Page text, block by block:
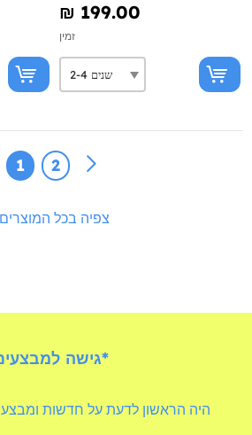
₪‎ 199.00
זמין
1 2
צפיה בכל המוצרים
גישה למבצעים בלעדיים*
היה הראשון לדעת על חדשות